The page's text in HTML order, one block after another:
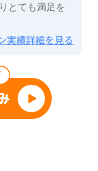
とても満足を
実績詳細を見る